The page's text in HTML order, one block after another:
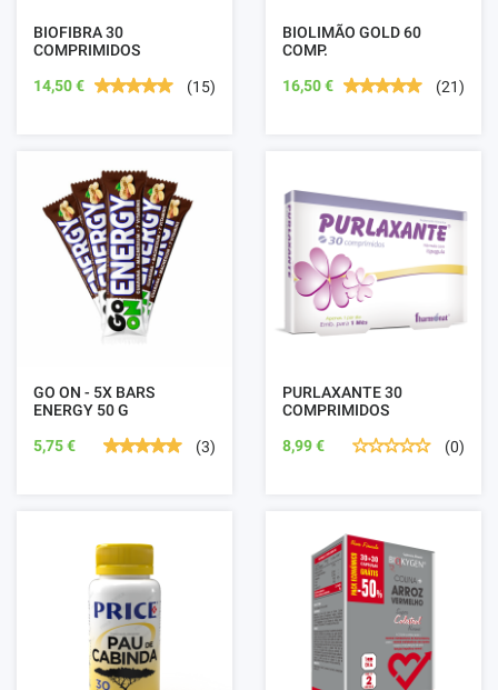
BIOFIBRA 30
COMPRIMIDOS
14,50 €
(15)
BIOLIMÃO GOLD 60
COMP.
16,50 €
(21)
GO ON - 5X BARS
ENERGY 50 G
5,75 €
(3)
PURLAXANTE 30
COMPRIMIDOS
8,99 €
(0)